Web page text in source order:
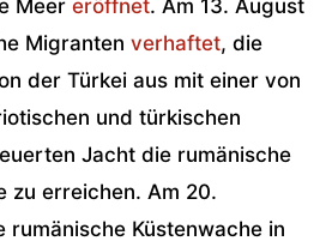
Meer eröffnet. Am 13. August
Migranten verhaftet, die
der Türkei aus mit einer von
und türkischen
Jacht die rumänische
zu erreichen. Am 20.
rumänische Küstenwache in